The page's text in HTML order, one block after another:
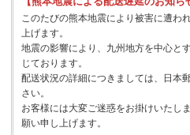
このたびの熊本地震により被害に遭わ
上げます。
地震の影響により、九州地方を中心と
じております。
配送状況の詳細につきましては、日本
さい。
お客様には大変ご迷惑をお掛けいたし
願い申し上げます。